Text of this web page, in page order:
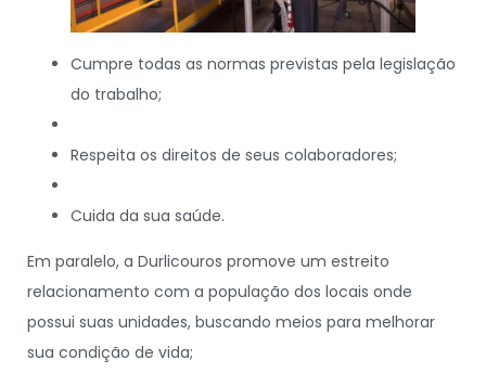
Cumpre todas as normas previstas pela legislação
do trabalho;
Respeita os direitos de seus colaboradores;
Cuida da sua saúde.
Em paralelo, a Durlicouros promove um estreito
relacionamento com a população dos locais onde
possui suas unidades, buscando meios para melhorar
sua condição de vida;